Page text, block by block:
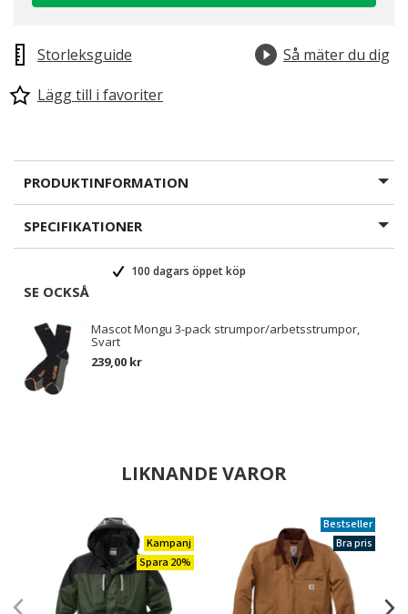
Storleksguide
Så mäter du dig
Lägg till i favoriter
PRODUKTINFORMATION
SPECIFIKATIONER
100 dagars öppet köp
SE OCKSÅ
Mascot Mongu 3-pack strumpor/arbetsstrumpor,
Svart
239,00 kr
LIKNANDE VAROR
Kampanj
Spara 20%
Bestseller
Bra pris